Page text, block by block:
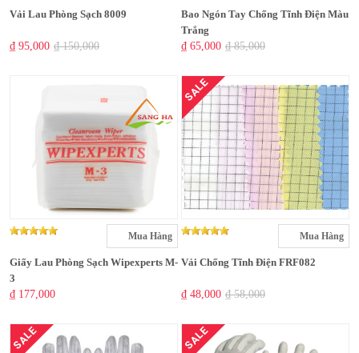
Vải Lau Phòng Sạch 8009
₫ 95,000 ₫ 150,000
Bao Ngón Tay Chống Tĩnh Điện Màu
Trắng
₫ 65,000 ₫ 85,000
Mua Hàng
Giấy Lau Phòng Sạch Wipexperts M-
3
₫ 177,000
SALE
Mua Hàng
Vải Chống Tĩnh Điện FRF082
₫ 48,000 ₫ 58,000
SALE SALE